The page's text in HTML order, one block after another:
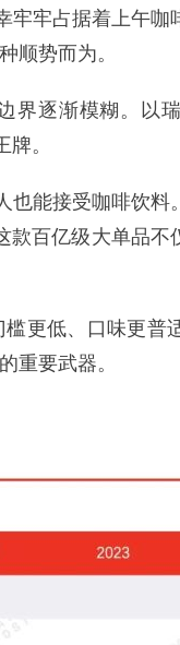
牢牢占据着上午
顺势而为。
界逐渐模糊。以
。
也能接受咖啡饮
百亿级大单品不
更低、口味更普
重要武器。